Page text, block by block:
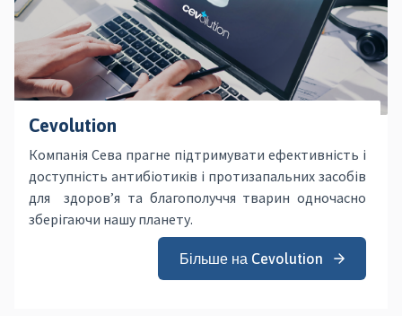
Cevolution
Компанія Сева прагне підтримувати ефективність і
доступність антибіотиків і протизапальних засобів
для здоров’я та благополуччя тварин одночасно
зберігаючи нашу планету.
Більше на Cevolution